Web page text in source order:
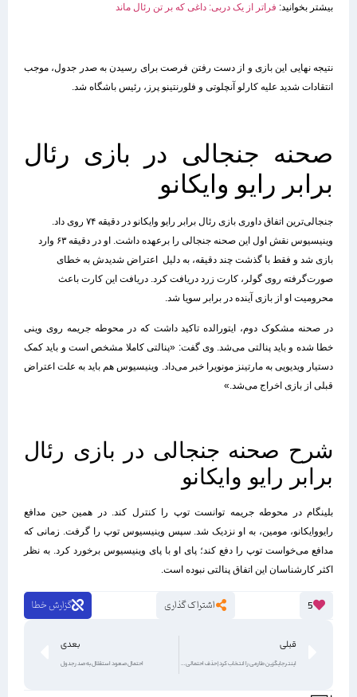
بیشتر بخوانید:فراتر از یک دربی: داغی که بر تن رئال ماند
نتیجه نهایی این بازی و از دست رفتن فرصت برای رسیدن به صدر جدول، موجب
انتقادات شدید علیه کارلو آنچلوتی و فلورنتینو پرز، رئیس باشگاه شد.
صحنه جنجالی در بازی رئال
برابر رایو وایکانو
جنجالی‌ترین اتفاق داوری بازی رئال برابر رایو وایکانو در دقیقه ۷۴ روی داد.
وینیسیوس نقش اول این صحنه جنجالی را برعهده داشت. او در دقیقه ۶۳ وارد
بازی شد و فقط با گذشت چند دقیقه، به دلیل اعتراض شدیدش به خطای
صورت‌گرفته روی گولر، کارت زرد دریافت کرد. دریافت این کارت باعث
محرومیت او از بازی آینده در برابر سویا شد.
در صحنه مشکوک دوم، ایتورالده تاکید داشت که در محوطه جریمه روی وینی
خطا شده و باید پنالتی می‌شد. وی گفت: «پنالتی کاملا مشخص است و باید کمک
دستیار ویدیویی به مارتینز مونویرا خبر می‌داد. وینیسیوس هم باید به علت اعتراض
قبلی از بازی اخراج می‌شد.»
شرح صحنه جنجالی در بازی رئال
برابر رایو وایکانو
بلینگام در محوطه جریمه توانست توپ را کنترل کند. در همین حین مدافع
رایووایکانو، مومین، به او نزدیک شد. سپس وینیسیوس توپ را گرفت. زمانی که
مدافع می‌خواست توپ را دفع کند؛ پای او با پای وینیسیوس برخورد کرد. به نظر
اکثر کارشناسان این اتفاق پنالتی نبوده است.
5 اشتراک گذاری گزارش خطا
قبلی
اینتر جایگزین طارمی را انتخاب کرد | حذف احتمالی ستاره ایرانی از لیست
بعدی
احتمال صعود استقلال به صدر جدول